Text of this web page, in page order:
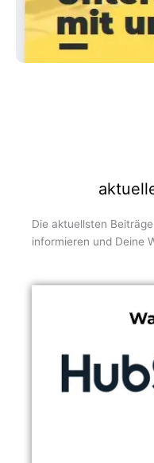
Die aktuellsten
informieren und Deine